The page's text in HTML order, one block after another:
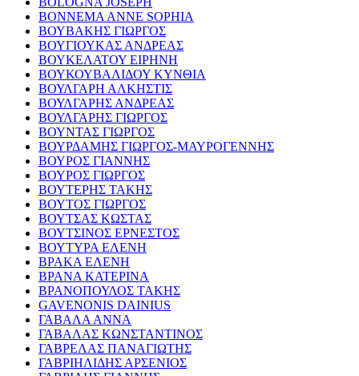
BONNEMA ANNE SOPHIA
ΒΟΥΒΑΚΗΣ ΓΙΩΡΓΟΣ
ΒΟΥΓΙΟΥΚΑΣ ΑΝΔΡΕΑΣ
ΒΟΥΚΕΛΑΤΟΥ ΕΙΡΗΝΗ
ΒΟΥΚΟΥΒΑΛΙΔΟΥ ΚΥΝΘΙΑ
ΒΟΥΛΓΑΡΗ ΑΛΚΗΣΤΙΣ
ΒΟΥΛΓΑΡΗΣ ΑΝΔΡΕΑΣ
ΒΟΥΛΓΑΡΗΣ ΓΙΩΡΓΟΣ
ΒΟΥΝΤΑΣ ΓΙΩΡΓΟΣ
ΒΟΥΡΔΑΜΗΣ ΓΙΩΡΓΟΣ-ΜΑΥΡΟΓΕΝΝΗΣ
ΒΟΥΡΟΣ ΓΙΑΝΝΗΣ
ΒΟΥΡΟΣ ΓΙΩΡΓΟΣ
ΒΟΥΤΕΡΗΣ ΤΑΚΗΣ
ΒΟΥΤΟΣ ΓΙΩΡΓΟΣ
ΒΟΥΤΣΑΣ ΚΩΣΤΑΣ
ΒΟΥΤΣΙΝΟΣ ΕΡΝΕΣΤΟΣ
ΒΟΥΤΥΡΑ ΕΛΕΝΗ
ΒΡΑΚΑ ΕΛΕΝΗ
ΒΡΑΝΑ ΚΑΤΕΡΙΝΑ
ΒΡΑΝΟΠΟΥΛΟΣ ΤΑΚΗΣ
GAVENONIS DAINIUS
ΓΑΒΑΛΑ ΑΝΝΑ
ΓΑΒΑΛΑΣ ΚΩΝΣΤΑΝΤΙΝΟΣ
ΓΑΒΡΕΛΑΣ ΠΑΝΑΓΙΩΤΗΣ
ΓΑΒΡΙΗΛΙΔΗΣ ΑΡΣΕΝΙΟΣ